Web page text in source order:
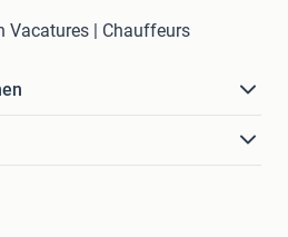
Vacatures | Chauffeurs